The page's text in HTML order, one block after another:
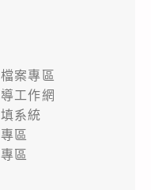
案專區
工作網
系統
區
區